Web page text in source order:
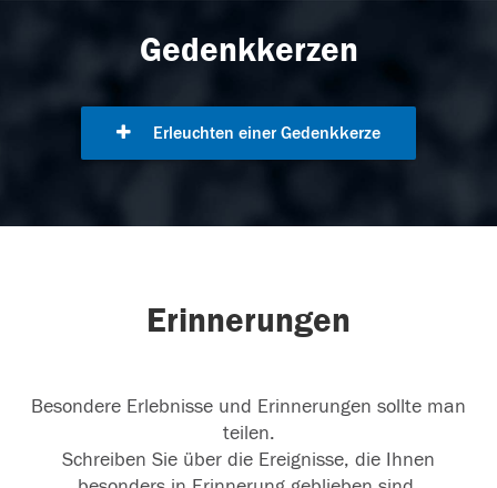
Gedenkkerzen
Erleuchten einer Gedenkkerze
Erinnerungen
Besondere Erlebnisse und Erinnerungen sollte man
teilen.
Schreiben Sie über die Ereignisse, die Ihnen